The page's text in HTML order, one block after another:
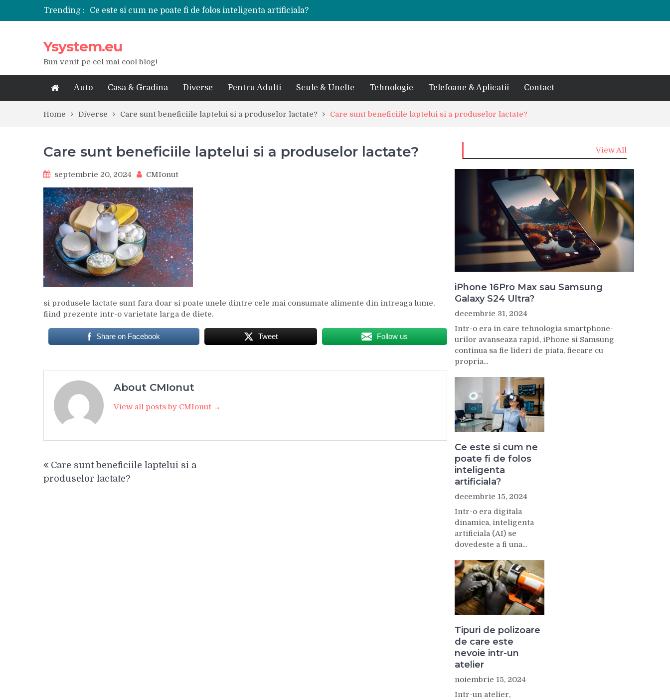
Trending :
Ce este si cum ne poate fi de folos inteligenta artificiala?
Tipuri de polizoare de care este nevoie intr-un atelier
De ce poate fi riscant consumul de bauturi alcoolice?
Ce marca auto sa aleg dintre Mercedes, Audi si BMW?
Merita sa aleg un gard din fier forjat pentru curtea casei?
Cele mai bune smartphone-uri lansate in anul 2024
Modul in care a evoluat tehnologia in ultimul secol
iPhone 16Pro Max sau Samsung Galaxy S24 Ultra?
Ysystem.eu
Bun venit pe cel mai cool blog!
Auto Casa & Gradina Diverse Pentru Adulti Scule & Unelte Tehnologie Telefoane & Aplicatii Contact
Home Diverse Care sunt beneficiile laptelui si a produselor lactate? Care sunt beneficiile laptelui si a produselor lactate?
Care sunt beneficiile laptelui si a produselor lactate?
septembrie 20, 2024 CMIonut
si produsele lactate sunt fara doar si poate unele dintre cele mai consumate alimente din intreaga lume,
fiind prezente intr-o varietate larga de diete.
Share on Facebook Tweet Follow us
About CMIonut
View all posts by CMIonut →
în
Care sunt beneficiile laptelui si a
produselor lactate?
View All
iPhone 16Pro Max sau Samsung
Galaxy S24 Ultra?
decembrie 31, 2024
Intr-o era in care tehnologia smartphone-
urilor avanseaza rapid, iPhone si Samsung
continua sa fie lideri de piata, fiecare cu
propria...
Ce este si cum ne
poate fi de folos
inteligenta
artificiala?
decembrie 15, 2024
Intr-o era digitala
dinamica, inteligenta
artificiala (AI) se
dovedeste a fi una...
Tipuri de polizoare
de care este
nevoie intr-un
atelier
noiembrie 15, 2024
Intr-un atelier,